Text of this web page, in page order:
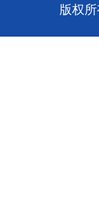
版权